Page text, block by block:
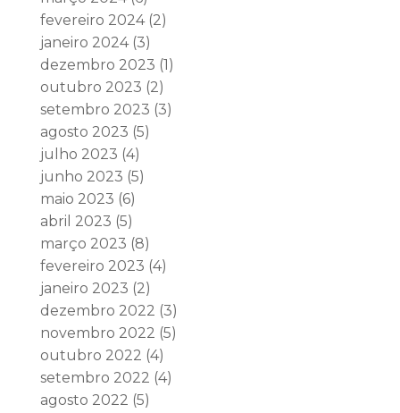
fevereiro 2024(2)
janeiro 2024(3)
dezembro 2023 (1)
outubro 2023 (2)
setembro 2023 (3)
agosto 2023 (5)
julho 2023 (4)
junho 2023 (5)
maio 2023 (6)
abril 2023 (5)
março 2023 (8)
fevereiro 2023 (4)
janeiro 2023 (2)
dezembro 2022 (3)
novembro 2022 (5)
outubro 2022 (4)
setembro 2022 (4)
agosto 2022 (5)